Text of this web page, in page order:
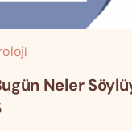
Neler